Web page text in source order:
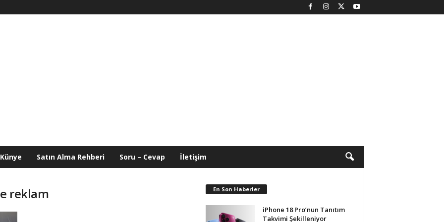
Künye Satın Alma Rehberi Soru – Cevap İletişim
reklam En Son Haberler
iPhone 18 Pro’nun Tanıtım
Takvimi Şekilleniyor